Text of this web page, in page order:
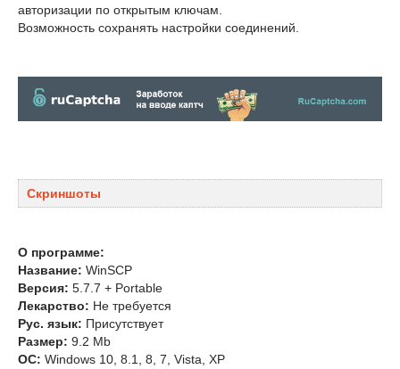
авторизации по открытым ключам.
Возможность сохранять настройки соединений.
Скриншоты
О программе:
Название: WinSCP
Версия: 5.7.7 + Portable
Лекарство: Не требуется
Рус. язык: Присутствует
Размер: 9.2 Mb
ОС: Windows 10, 8.1, 8, 7, Vista, XP